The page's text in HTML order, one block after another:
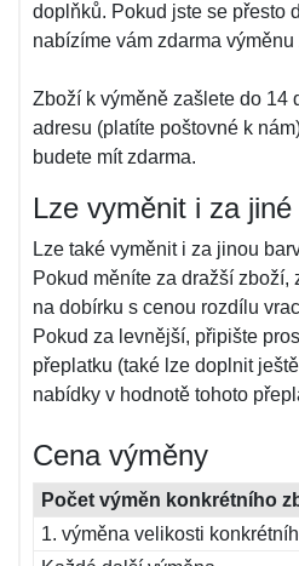
doplňků. Pokud jste se přesto
nabízíme vám zdarma
Zboží k výměně zašlete do 14
adresu (platíte poštovné k
budete mít zdarma.
Lze vyměnit i za
Lze také vyměnit i za jinou
Pokud měníte za dražší zboží,
na dobírku s cenou rozdílu
Pokud za levnější, připište
přeplatku (také lze doplnit
nabídky v hodnotě tohoto
Cena výměny
Počet výměn konkrétního
1. výměna velikosti